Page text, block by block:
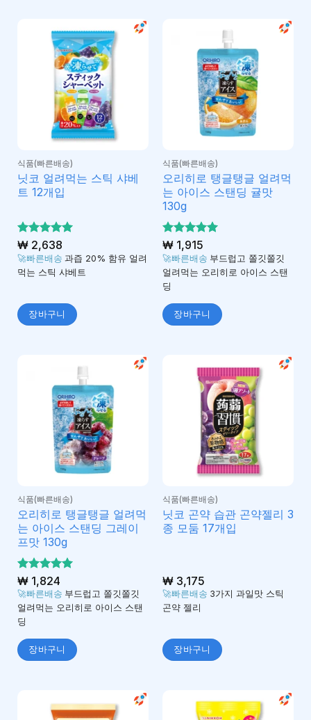
식품(빠른배송)
닛코 얼려먹는 스틱 샤베
트 12개입
5 중에서
5로 평가
됨
₩2,638
🚀빠른배송 과즙 20% 함유 얼려
먹는 스틱 샤베트
장바구니
식품(빠른배송)
오리히로 탱글탱글 얼려먹
는 아이스 스탠딩 귤맛
130g
5 중에서
5로 평가
됨
₩1,915
🚀빠른배송 부드럽고 쫄깃쫄깃
얼려먹는 오리히로 아이스 스탠
딩
장바구니
식품(빠른배송)
오리히로 탱글탱글 얼려먹
는 아이스 스탠딩 그레이
프맛 130g
5 중에서
5로 평가
됨
₩1,824
🚀빠른배송 부드럽고 쫄깃쫄깃
얼려먹는 오리히로 아이스 스탠
딩
장바구니
식품(빠른배송)
닛코 곤약 습관 곤약젤리 3
종 모둠 17개입
₩3,175
🚀빠른배송 3가지 과일맛 스틱
곤약 젤리
장바구니